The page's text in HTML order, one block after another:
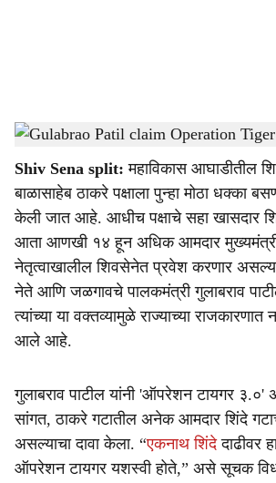
a
r
e
Gulabrao Patil claim Operation Tiger Maharashtra-
Shiv Sena split: महाविकास आघाडीतील
बाळासाहेब ठाकरे पक्षाला पुन्हा मोठा धक्का
केली जात आहे. आधीच पक्षाचे सहा खासदार
आता आणखी १४ हून अधिक आमदार मुख्यमंत्री
नेतृत्वाखालील शिवसेनेत प्रवेश करणार
नेते आणि जळगावचे पालकमंत्री गुलाबराव
त्यांच्या या वक्तव्यामुळे राज्याच्या राजकारणात
आले आहे.
गुलाबराव पाटील यांनी 'ऑपरेशन टायगर
सांगत, ठाकरे गटातील अनेक आमदार शिंदे
असल्याचा दावा केला. “एकनाथ शिंदेदाढीवर
ऑपरेशन टायगर यशस्वी होते,” असे सूचक